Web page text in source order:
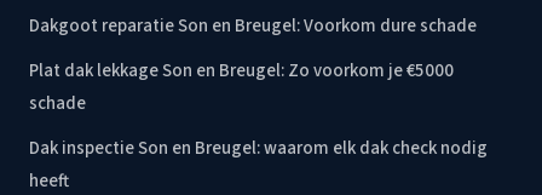
Dakgoot reparatie Son en Breugel: Voorkom dure schade
Plat dak lekkage Son en Breugel: Zo voorkom je €5000
schade
Dak inspectie Son en Breugel: waarom elk dak check nodig
heeft